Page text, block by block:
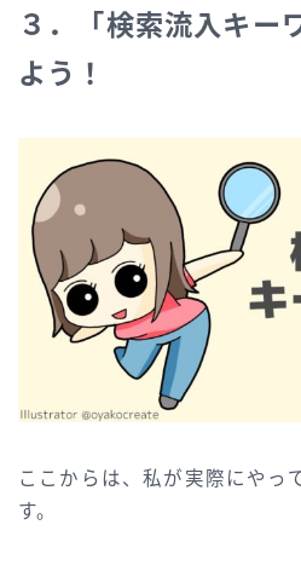
３．「検索流入キー
よう！
ここからは、私が実際にやっ
す。